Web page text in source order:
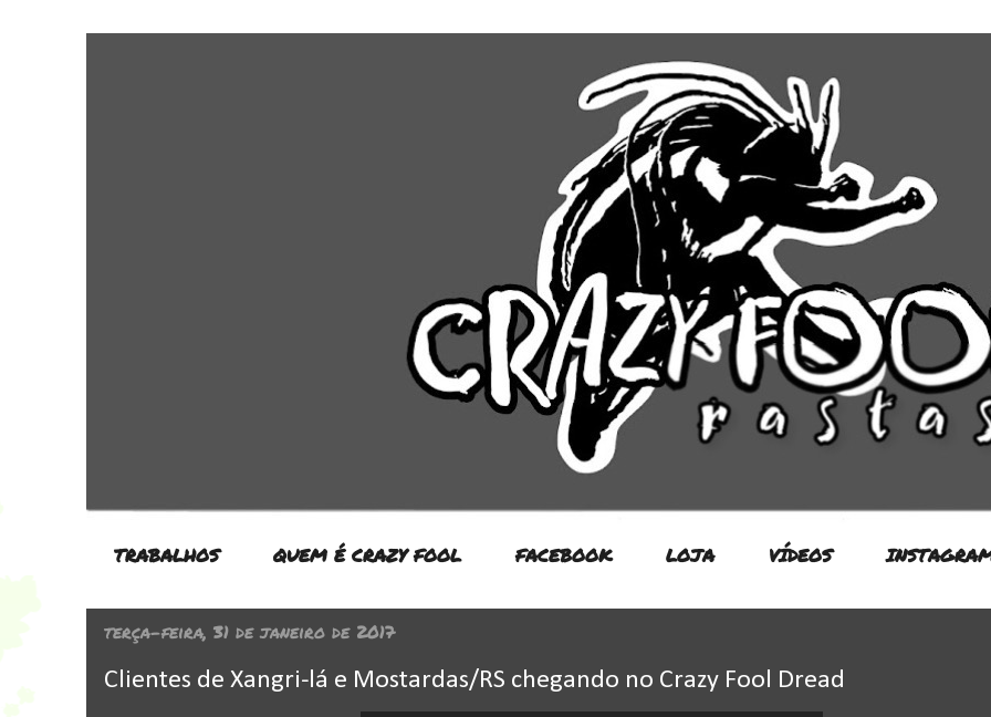
TRABALHOS QUEM É CRAZY FOOL FACEBOOK LOJA VÍDEOS
terça-feira, 31 de janeiro de 2017
Clientes de Xangri-lá e Mostardas/RS chegando no Crazy Fool Dread